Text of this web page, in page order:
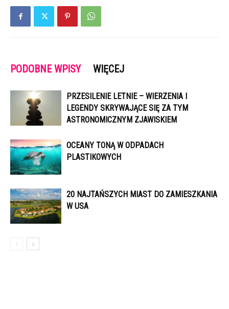
PODOBNE WPISY WIĘCEJ
PRZESILENIE LETNIE – WIERZENIA I
LEGENDY SKRYWAJĄCE SIĘ ZA TYM
ASTRONOMICZNYM ZJAWISKIEM
OCEANY TONĄ W ODPADACH
PLASTIKOWYCH
20 NAJTAŃSZYCH MIAST DO ZAMIESZKANIA
W USA